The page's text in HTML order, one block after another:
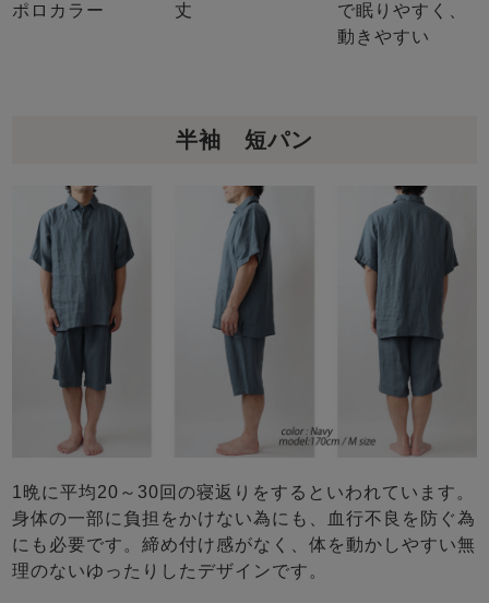
ポロカラー
丈
で眠りやすく、
動きやすい
半袖 短パン
1晩に平均20～30回の寝返りをするといわれています。
身体の一部に負担をかけない為にも、血行不良を防ぐ為
にも必要です。締め付け感がなく、体を動かしやすい無
理のないゆったりしたデザインです。